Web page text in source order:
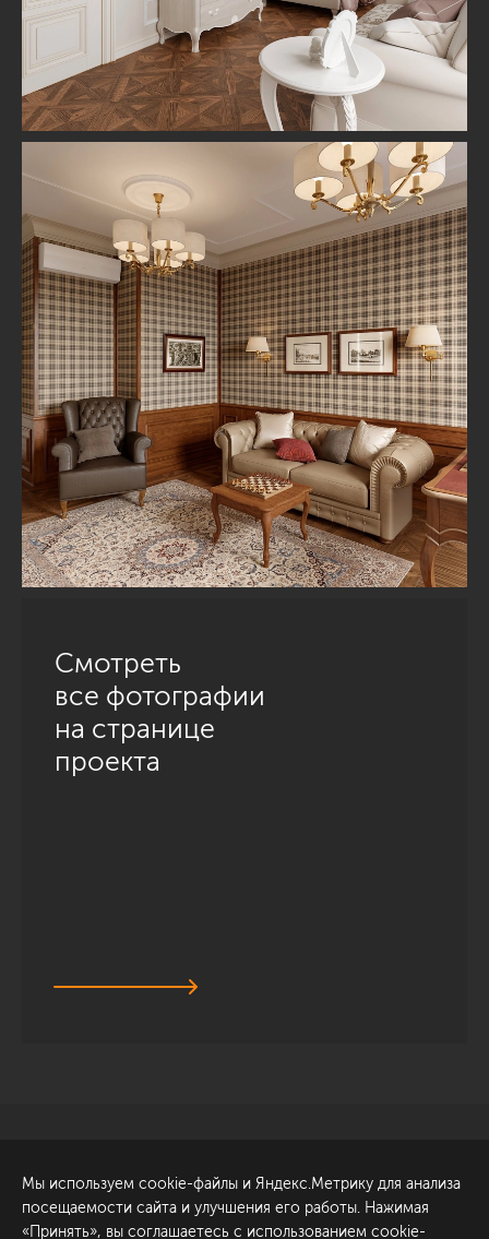
Смотреть
все фотографии
на странице
проекта
Обсудить проект
ул. Академика Павлова, 6
к1
Мы используем cookie-файлы и Яндекс.Метрику для анализа
посещаемости сайта и улучшения его работы. Нажимая
«Принять», вы соглашаетесь с использованием cookie-